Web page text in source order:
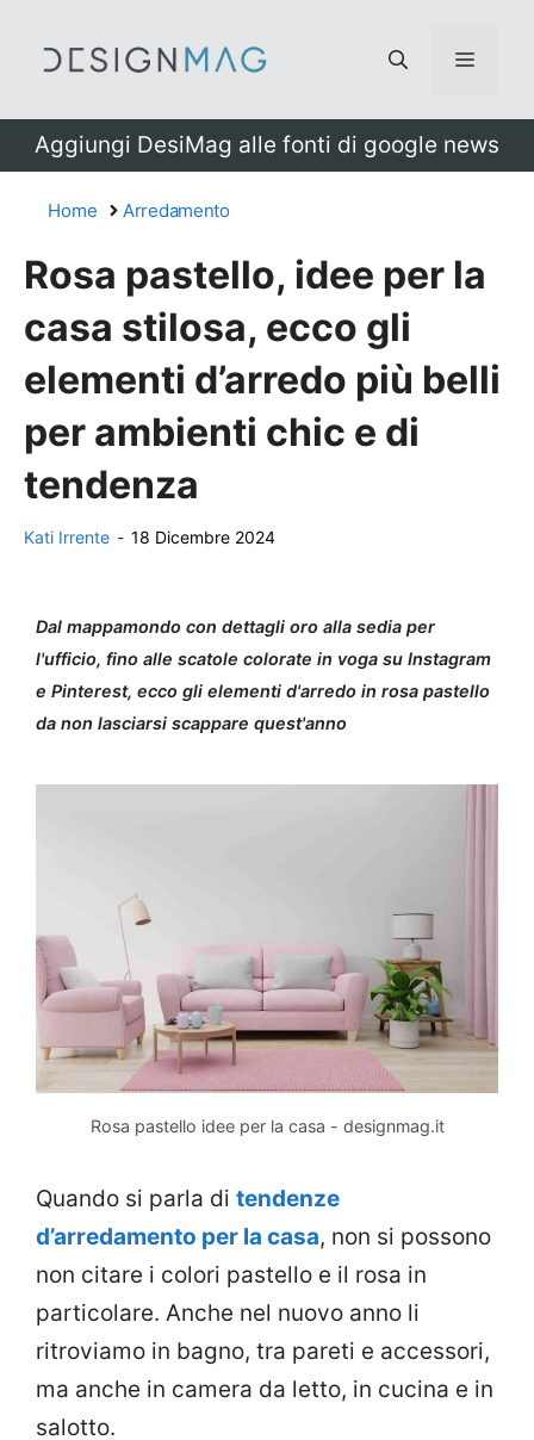
Menu
Aggiungi DesiMag alle fonti di google news
Home Arredamento
Rosa pastello, idee per la
casa stilosa, ecco gli
elementi d’arredo più belli
per ambienti chic e di
tendenza
Kati Irrente - 18 Dicembre 2024
Dal mappamondo con dettagli oro alla sedia per
l'ufficio, fino alle scatole colorate in voga su Instagram
e Pinterest, ecco gli elementi d'arredo in rosa pastello
da non lasciarsi scappare quest'anno
Rosa pastello idee per la casa - designmag.it
Quando si parla di tendenze
d’arredamento per la casa, non si possono
non citare i colori pastello e il rosa in
particolare. Anche nel nuovo anno li
ritroviamo in bagno, tra pareti e accessori,
ma anche in camera da letto, in cucina e in
salotto.